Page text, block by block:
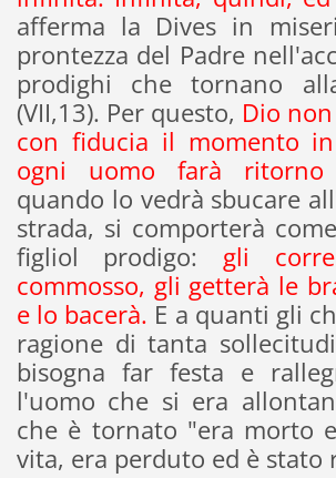
afferma la Dives in
prontezza del Padre
prodighi che tornano
(VII,13). Per questo, Dio
con fiducia il momento
ogni uomo farà
quando lo vedrà sbucare
strada, si comporterà
figliol prodigo: gli
commosso, gli getterà le
e lo bacerà. E a quanti gli
ragione di tanta
bisogna far festa e
l'uomo che si era
che è tornato "era morto
vita, era perduto ed è stato